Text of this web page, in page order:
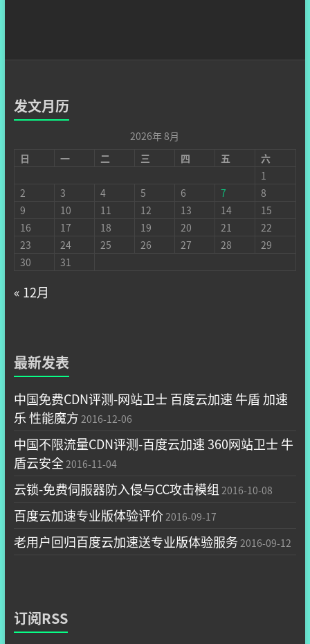
发文月历
2026年 8月
日
一 二 三 四 五
六
1
2
3 4 5 6 7
8
9
10 11 12 13 14
15
16
17 18 19 20 21
22
23
24 25 26 27 28
29
30
31
« 12月
最新发表
中国免费CDN评测-网站卫士 百度云加速 牛盾 加速
乐 性能魔方 2016-12-06
中国不限流量CDN评测-百度云加速 360网站卫士 牛
盾云安全2016-11-04
云锁-免费伺服器防入侵与CC攻击模组 2016-10-08
百度云加速专业版体验评价2016-09-17
老用户回归百度云加速送专业版体验服务 2016-09-12
订阅RSS